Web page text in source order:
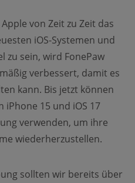
von Zeit zu Zeit das
iOS-Systemen und
zu sein, wird FonePaw
verbessert, damit es
kann. Bis jetzt können
15 und iOS 17
verwenden, um ihre
wiederherzustellen.
sollten wir bereits über